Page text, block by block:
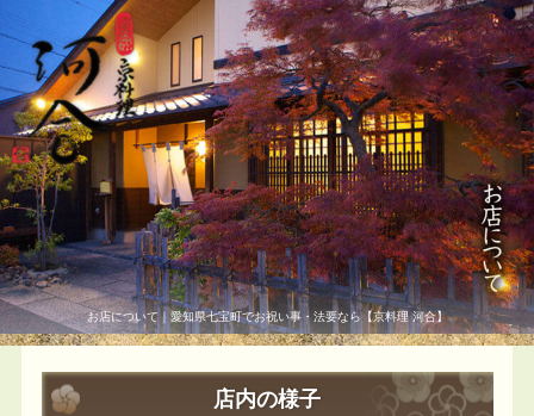
お店について｜愛知県七宝町でお祝い事・法要なら【京料理 河合】
店内の様子